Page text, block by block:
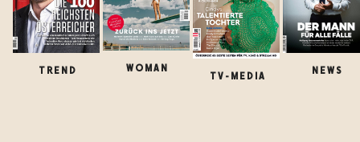
TREND WOMAN
TV-MEDIA
NEWS